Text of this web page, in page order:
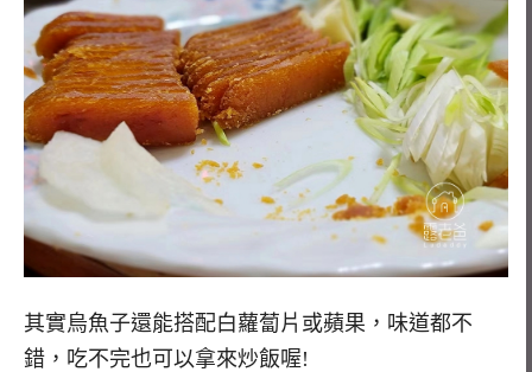
其實烏魚子還能搭配白蘿蔔片或蘋果，味道都不
錯，吃不完也可以拿來炒飯喔!